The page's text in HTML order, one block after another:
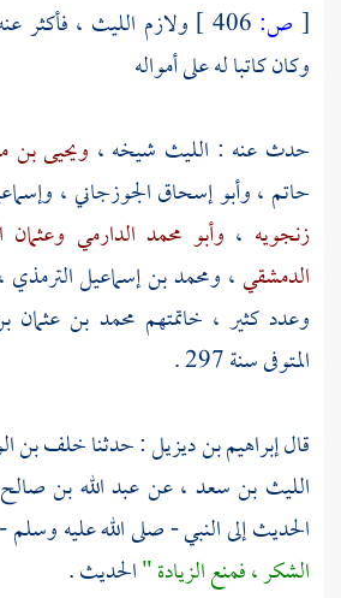
[ ص: ولازم الليث ، فأكثر
وكان كاتبا له على أمواله
حدث عنه : الليث شيخه ، ويحيى بن
حاتم ،وأبو إسحاق الجوزجاني،
زنجويه ، وأبو محمد الدارمي وعثمان
الدمشقي، ومحمد بن إسماعيل الترمذي ،
وعدد كثير ، خاتمتهم محمد بن عثمان
المتوفى سنة 297 .
قالإبراهيم بن ديزيل: حدثناخلف بن
الليث بن سعد ، عنعبد الله بن صالح
الحديث إلى النبي - صلى الله عليه
الشكر ، فمنع الزيادة "الحديث .